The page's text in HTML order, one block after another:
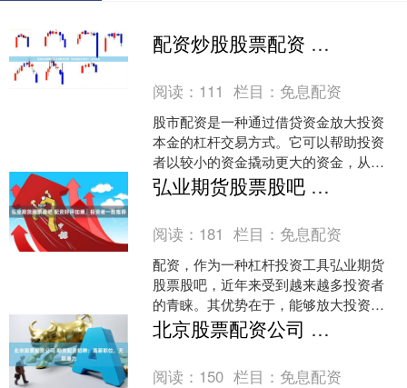
配资炒股股票配资 股市配资指南：轻松撬动资金杠杆，提升收益
阅读： 111 栏目： 免息配资
股市配资是一种通过借贷资金放大投资
本金的杠杆交易方式。它可以帮助投资
者以较小的资金撬动更大的资金，从而
提升收益潜力。 杭州股票配资公司秉承
稳健经营的理念，严格风....
弘业期货股票股吧 配资好评如潮，投资者一致推荐
阅读： 181 栏目： 免息配资
配资，作为一种杠杆投资工具弘业期货
股票股吧，近年来受到越来越多投资者
的青睐。其优势在于，能够放大投资收
益，提升资金利用率。 * 设定合理的配资
比例（一般不超过1....
北京股票配资公司 期货配资招聘：高薪职位，无限潜力
阅读： 150 栏目： 免息配资